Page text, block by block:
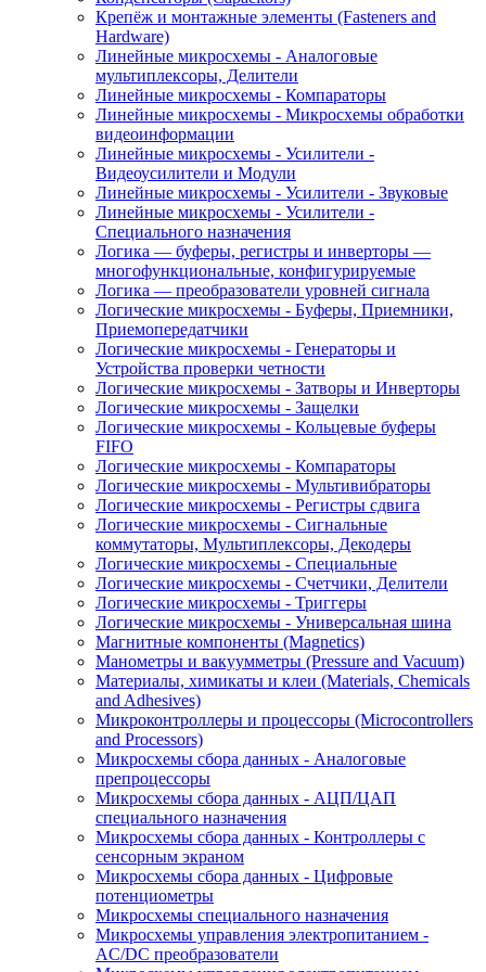
Сериализаторы
Десериализаторы
Согласователи
сигнала
Специальное
Интерфейс
-
Телекоммуникационные
Интерфейс
- Фильтры
- Активные
Интерфейсы
и стыки —
аналоговые
переключатели
—
специальные
Интерфейсы
и стыки —
датчики,
ёмкостные
(касания)
Интерфейсы
и стыки —
универсальные
асинхронные
приёмопередатчики
(УАПП,
UART)
Источники
питания
(Power
Supplies)
Источники
питания
(батареи,
аккумуляторы)
и
аксессуары
(Batteries)
Кварцевые
резонаторы
и
генераторы
(Crystals
and
Oscillators)
Коммуникационные
компоненты
(Communication)
Компьютерные
компоненты
(Computer
Products)
Конденсаторы
(Capacitors)
монтажные
(Fasteners
and
Hardware)
Линейные
микросхемы
Аналоговые
Крепёж и монтажные элементы (Fasteners and
Hardware)
Линейные микросхемы - Аналоговые
мультиплексоры, Делители
Линейные микросхемы - Компараторы
Линейные микросхемы - Микросхемы обработки
видеоинформации
Линейные микросхемы - Усилители -
Видеоусилители и Модули
Линейные микросхемы - Усилители - Звуковые
Линейные микросхемы - Усилители -
Специального назначения
Логика — буферы, регистры и инверторы —
многофункциональные, конфигурируемые
Логика — преобразователи уровней сигнала
Логические микросхемы - Буферы, Приемники,
Приемопередатчики
Логические микросхемы - Генераторы и
Устройства проверки четности
Логические микросхемы - Затворы и Инверторы
Логические микросхемы - Защелки
Логические микросхемы - Кольцевые буферы
FIFO
Логические микросхемы - Компараторы
Логические микросхемы - Мультивибраторы
Логические микросхемы - Регистры сдвига
Логические микросхемы - Сигнальные
коммутаторы, Мультиплексоры, Декодеры
Логические микросхемы - Специальные
Логические микросхемы - Счетчики, Делители
Логические микросхемы - Триггеры
Логические микросхемы - Универсальная шина
Магнитные компоненты (Magnetics)
Манометры и вакуумметры (Pressure and Vacuum)
Материалы, химикаты и клеи (Materials, Chemicals
and Adhesives)
Микроконтроллеры и процессоры (Microcontrollers
and Processors)
Микросхемы сбора данных - Аналоговые
препроцессоры
Микросхемы сбора данных - АЦП/ЦАП
специального назначения
Микросхемы сбора данных - Контроллеры с
сенсорным экраном
Микросхемы сбора данных - Цифровые
потенциометры
Микросхемы специального назначения
Микросхемы управления электропитанием -
AC/DC преобразователи